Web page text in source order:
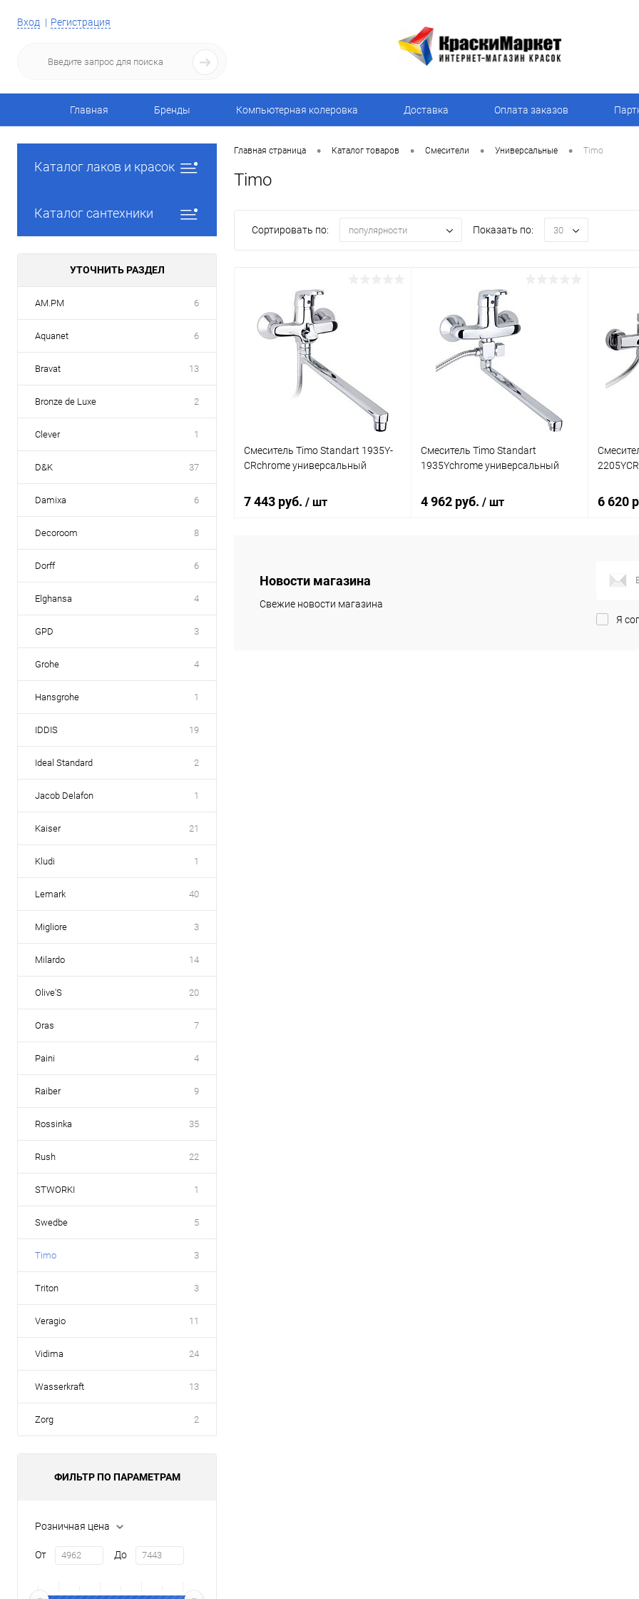
Вход Регистрация
Главная Бренды Компьютерная колеровка Доставка Оплата заказов
Каталог лаков и красок
Каталог сантехники
УТОЧНИТЬ РАЗДЕЛ
AM.PM 6
Aquanet 6
Bravat 13
Bronze de Luxe 2
Clever 1
D&K 37
Damixa 6
Decoroom 8
Dorff 6
Elghansa 4
GPD 3
Grohe 4
Hansgrohe 1
IDDIS 19
Ideal Standard 2
Jacob Delafon 1
Kaiser 21
Kludi 1
Lemark 40
Migliore 3
Milardo 14
Olive'S 20
Oras 7
Paini 4
Raiber 9
Rossinka 35
Rush 22
STWORKI 1
Swedbe 5
Timo 3
Triton 3
Veragio 11
Vidima 24
Wasserkraft 13
Zorg 2
ФИЛЬТР ПО ПАРАМЕТРАМ
Розничная цена
От До
Главная страница • Каталог товаров • Смесители • Универсальные • Timo
Timo
Сортировать по: популярности Показать по: 30
Смеситель Timo Standart 1935Y-
CRchrome универсальный
7 443 руб. / шт
Купить в 1 клик
Смеситель Timo Standart
1935Ychrome универсальный
4 962 руб. / шт 6 620
В
Новости магазина
Свежие новости магазина
Я